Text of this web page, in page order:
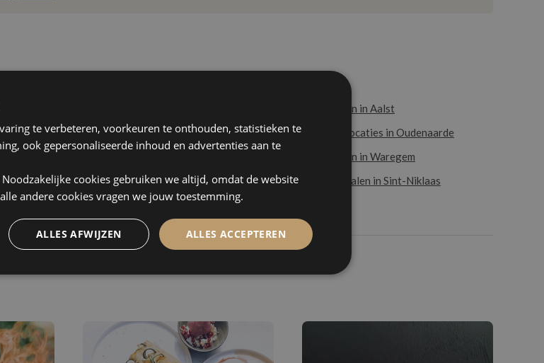
Vergaderlocaties in Kortrijk
Vergaderzalen in Brugge
Vergaderen in Aalst
Vergaderlocaties in Oudenaarde
Vergaderen in Waregem
Vergaderzalen in Sint-Niklaas
te verbeteren, voorkeuren te onthouden, statistieken te
ook gepersonaliseerde inhoud en advertenties aan te
cookies gebruiken we altijd, omdat de website
andere cookies vragen we jouw toestemming.
ALLES ACCEPTEREN
ALLES AFWIJZEN